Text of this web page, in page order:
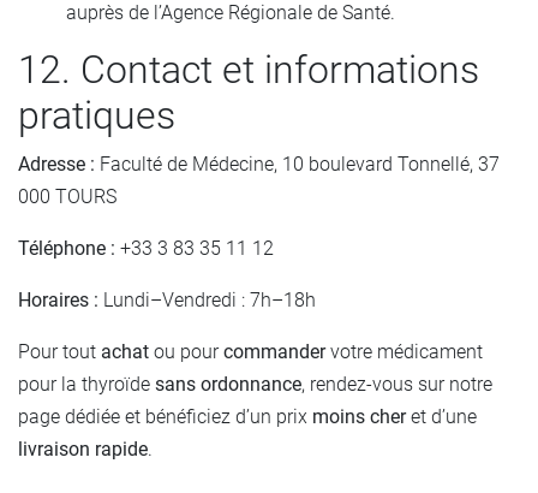
auprès de l’Agence Régionale de Santé.
12. Contact et informations
pratiques
Adresse : Faculté de Médecine, 10 boulevard Tonnellé, 37
000 TOURS
Téléphone : +33 3 83 35 11 12
Horaires : Lundi–Vendredi : 7h–18h
Pour tout achat ou pourcommandervotre médicament
pour la thyroïde sans ordonnance, rendez-vous sur notre
page dédiée et bénéficiez d’un prix moins cheret d’une
livraison rapide.